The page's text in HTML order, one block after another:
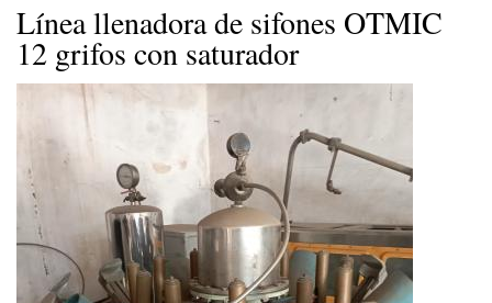
de
ayuda
a
navegación
Línea llenadora de sifones OTMIC
12 grifos con saturador